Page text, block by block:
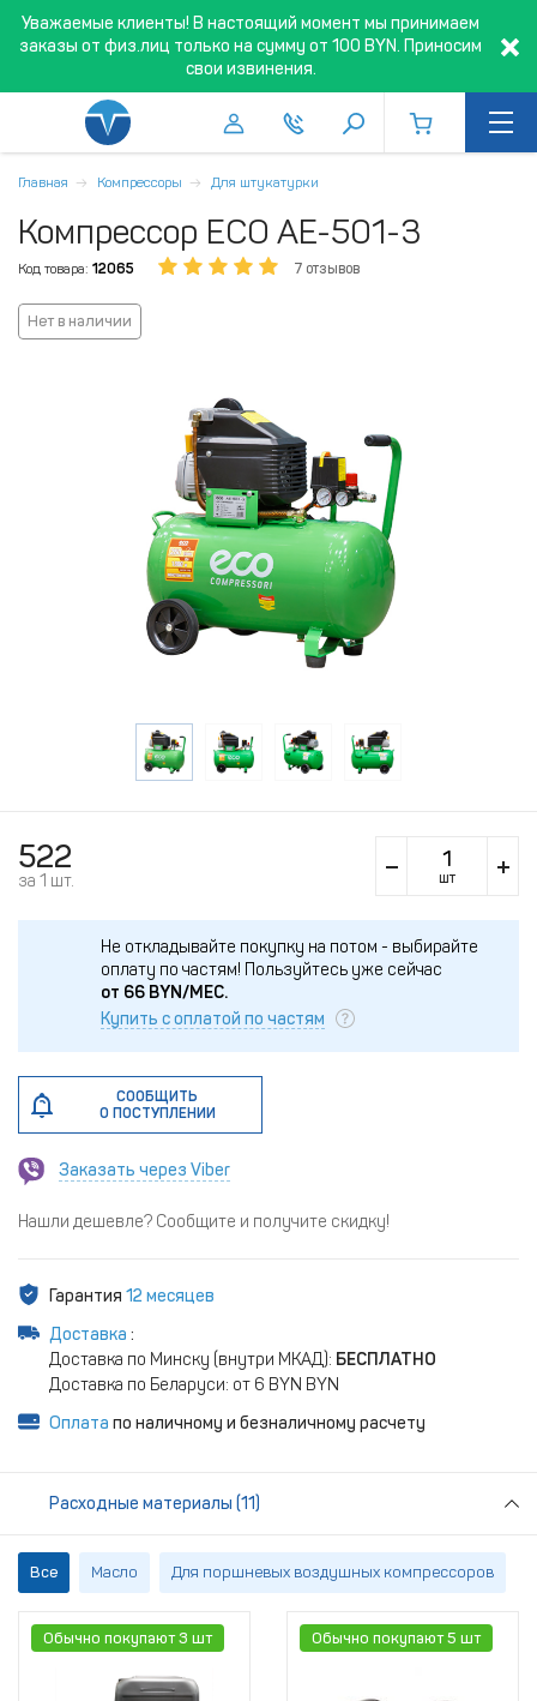
Уважаемые клиенты! В настоящий момент мы принимаем
заказы от физ.лиц только на сумму от 100 BYN. Приносим
свои извинения.
Главная Компрессоры Для штукатурки
Компрессор ECO AE-501-3
Код товара: 12065 7 отзывов
Нет в наличии
522
за 1 шт. шт
Не откладывайте покупку на потом - выбирайте
оплату по частям! Пользуйтесь уже сейчас
от 66 BYN/МЕС.
Купить с оплатой по частям
СООБЩИТЬ
О ПОСТУПЛЕНИИ
Заказать через Viber
Нашли дешевле? Сообщите и получите скидку!
Гарантия 12 месяцев
Доставка :
Доставка по Минску (внутри МКАД): БЕСПЛАТНО
Доставка по Беларуси: от 6 BYN BYN
Оплата по наличному и безналичному расчету
Расходные материалы (11)
Все Масло Для поршневых воздушных компрессоров
Обычно покупают 3 шт Обычно покупают 5 шт